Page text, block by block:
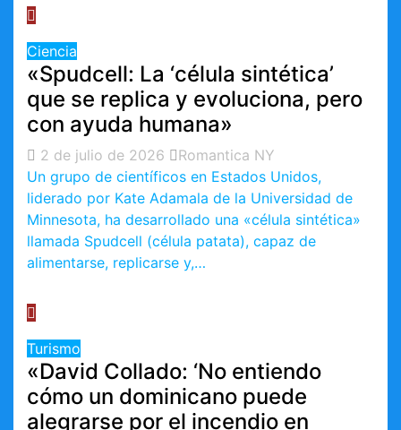
Ciencia
«Spudcell: La ‘célula sintética’
que se replica y evoluciona, pero
con ayuda humana»
2 de julio de 2026
Romantica NY
Un grupo de científicos en Estados Unidos,
liderado por Kate Adamala de la Universidad de
Minnesota, ha desarrollado una «célula sintética»
llamada Spudcell (célula patata), capaz de
alimentarse, replicarse y,…
Turismo
«David Collado: ‘No entiendo
cómo un dominicano puede
alegrarse por el incendio en